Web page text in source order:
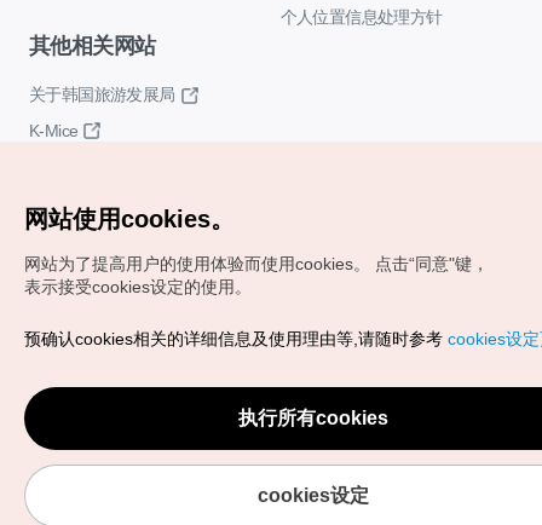
个人位置信息处理方针
其他相关网站
关于韩国旅游发展局
K-Mice
Copyrights (c) 韩国旅游发展局版权所有
VISITKOREA官方邮箱
chnsim@knto.or.kr
网站使用cookies。
网站为了提高用户的使用体验而使用cookies。
点击“同意"键，
表示接受cookies设定的使用。
预确认cookies相关的详细信息及使用理由等,请随时参考 cookies设
执行所有cookies
cookies设定